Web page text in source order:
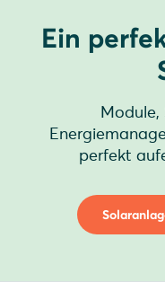
Ein
Module,
perfekt